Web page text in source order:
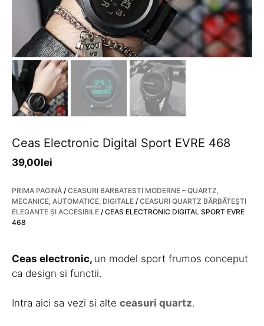
Ceas Electronic Digital Sport EVRE 468
39,00lei
PRIMA PAGINĂ / CEASURI BARBATESTI MODERNE – QUARTZ,
MECANICE, AUTOMATICE, DIGITALE / CEASURI QUARTZ BĂRBĂTEȘTI
ELEGANTE ȘI ACCESIBILE / CEAS ELECTRONIC DIGITAL SPORT EVRE
468
Ceas electronic, un model sport frumos conceput
ca design si functii.
Intra aici sa vezi si alte ceasuri quartz.